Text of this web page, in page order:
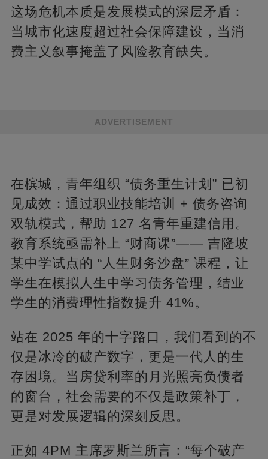
这场危机本质是发展模式的深层矛盾：
当城市化速度超过社会保障建设，当消
费主义叙事掩盖了风险教育缺失。
ADVERTISEMENT
在槟城，青年组织 “债务重生计划” 已初
见成效：通过职业技能培训 + 债务咨询
双轨模式，帮助 127 名青年重建信用。
教育系统亟需补上 “财商课”—— 吉隆坡
某中学试点的 “人生财务沙盘” 课程，让
学生在模拟人生中学习债务管理，结业
学生的消费理性指数提升 41%。
站在 2025 年的十字路口，我们看到的不
仅是冰冷的破产数字，更是一代人的生
存困境。当房贷利率的月光照亮负债者
的窗台，社会需要的不仅是政策补丁，
更是对发展逻辑的深刻反思。
正如 4PM 主席罗斯兰所言：“每个破产